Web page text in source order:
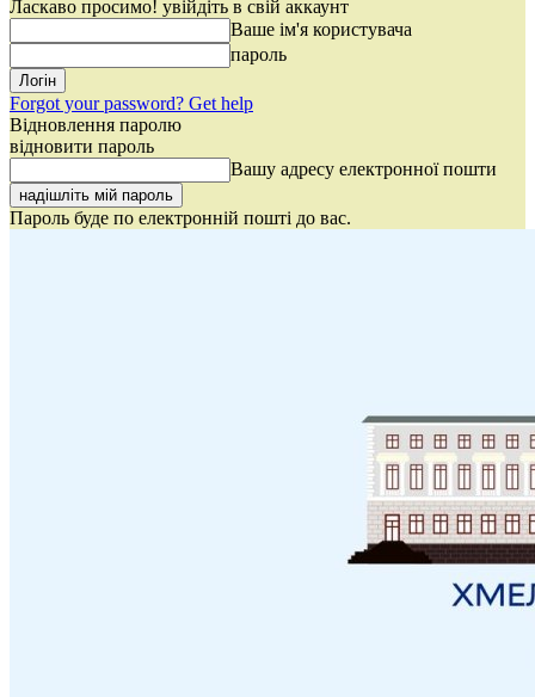
Ласкаво просимо! увійдіть в свій аккаунт
Ваше ім'я користувача
пароль
Forgot your password? Get help
Відновлення паролю
відновити пароль
Вашу адресу електронної пошти
Пароль буде по електронній пошті до вас.